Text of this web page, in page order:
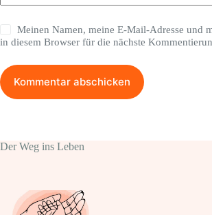
Meinen Namen, meine E-Mail-Adresse und
in diesem Browser für die nächste
Kommentar abschicken
Der Weg ins Leben